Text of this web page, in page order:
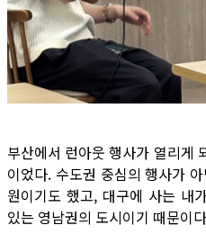
부산에서 런아웃 행사가 열리게
이었다. 수도권 중심의 행사가
원이기도 했고, 대구에 사는 내
있는 영남권의 도시이기 때문이